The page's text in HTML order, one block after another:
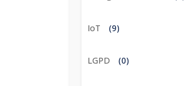
IoT (9)
LGPD (0)